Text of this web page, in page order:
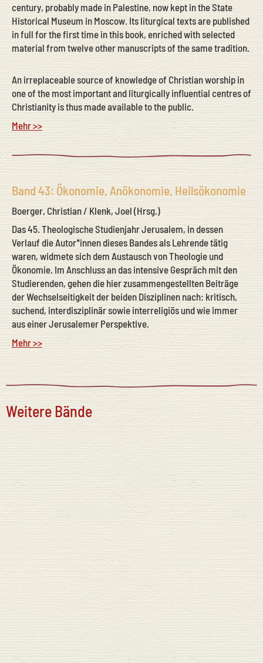
century, probably made in Palestine, now kept in the State
Historical Museum in Moscow. Its liturgical texts are published
in full for the first time in this book, enriched with selected
material from twelve other manuscripts of the same tradition.
An irreplaceable source of knowledge of Christian worship in
one of the most important and liturgically influential centres of
Christianity is thus made available to the public.
Mehr >>
Band 43: Ökonomie, Anökonomie, Heilsökonomie
Boerger, Christian / Klenk, Joel (Hrsg.)
Das 45. Theologische Studienjahr Jerusalem, in dessen
Verlauf die Autor*innen dieses Bandes als Lehrende tätig
waren, widmete sich dem Austausch von Theologie und
Ökonomie. Im Anschluss an das intensive Gespräch mit den
Studierenden, gehen die hier zusammengestellten Beiträge
der Wechselseitigkeit der beiden Disziplinen nach: kritisch,
suchend, interdisziplinär sowie interreligiös und wie immer
aus einer Jerusalemer Perspektive.
Mehr >>
Weitere Bände